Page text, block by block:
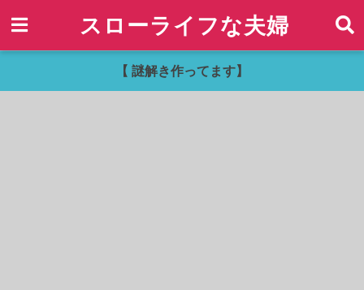
スローライフな夫婦
【 謎解き作ってます】